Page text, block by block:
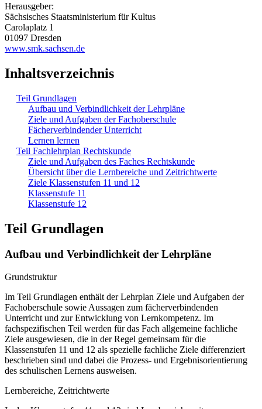
Herausgeber:
Sächsisches Staatsministerium für Kultus
Carolaplatz 1
01097 Dresden
www.smk.sachsen.de
Inhaltsverzeichnis
Teil Grundlagen
Aufbau und Verbindlichkeit der Lehrpläne
Ziele und Aufgaben der Fachoberschule
Fächerverbindender Unterricht
Lernen lernen
Teil Fachlehrplan Rechtskunde
Ziele und Aufgaben des Faches Rechtskunde
Übersicht über die Lernbereiche und Zeitrichtwerte
Ziele Klassenstufen 11 und 12
Klassenstufe 11
Klassenstufe 12
Teil Grundlagen
Aufbau und Verbindlichkeit der Lehrpläne
Grundstruktur
Im Teil Grundlagen enthält der Lehrplan Ziele und Aufgaben der
Fachoberschule sowie Aussagen zum fächerverbindenden
Unterricht und zur Entwicklung von Lernkompetenz. Im
fachspezifischen Teil werden für das Fach allgemeine fachliche
Ziele ausgewiesen, die in der Regel gemeinsam für die
Klassenstufen 11 und 12 als spezielle fachliche Ziele differenziert
beschrieben sind und dabei die Prozess- und Ergebnisorientierung
des schulischen Lernens ausweisen.
Lernbereiche, Zeitrichtwerte